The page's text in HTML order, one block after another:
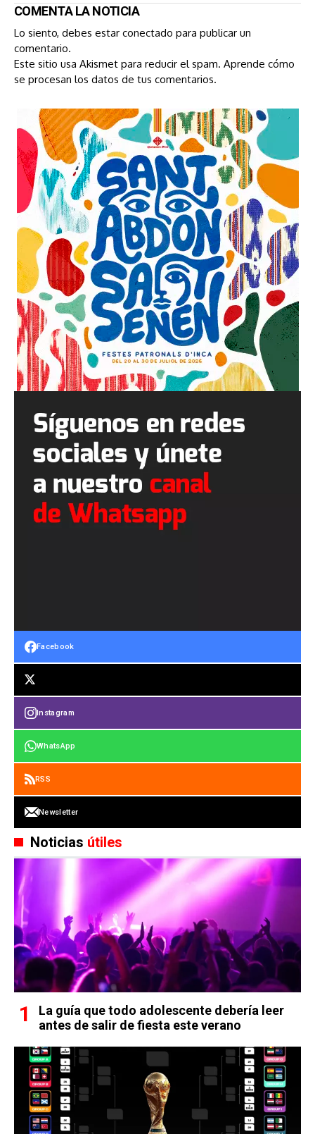
COMENTA LA NOTICIA
Lo siento, debes estar conectado para publicar un
comentario.
Este sitio usa Akismet para reducir el spam. Aprende cómo
se procesan los datos de tus comentarios.
Facebook
Instagram
WhatsApp
RSS
Newsletter
Noticias útiles
La guía que todo adolescente debería leer
antes de salir de fiesta este verano